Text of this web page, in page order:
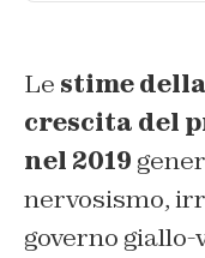
Le stime
crescita del
nel 2019
nervosismo,
governo